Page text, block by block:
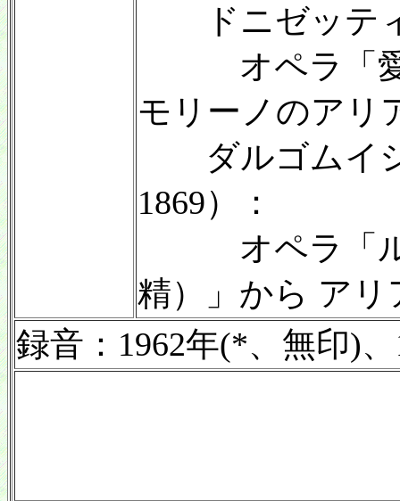
ドニゼッティ
オペラ「愛
モリーノのアリ
ダルゴムイシ
1869）：
オペラ「ル
精）」から アリ
録音：1962年(*、無印)